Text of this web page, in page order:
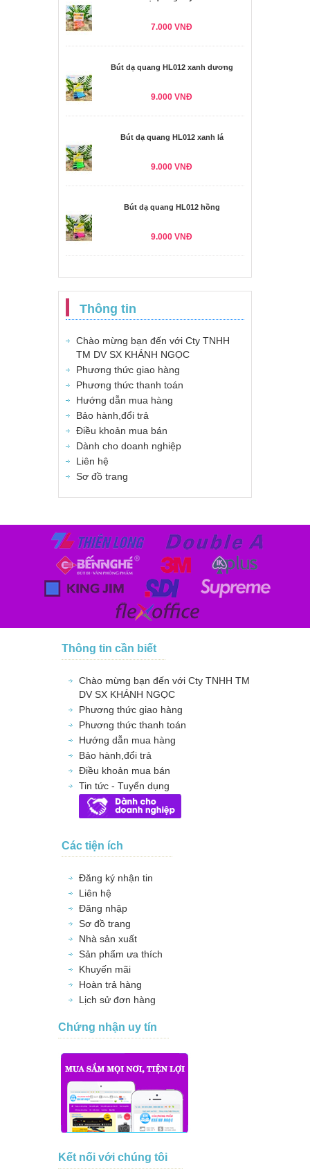
7.000 VNĐ
Bút dạ quang HL012 xanh dương
9.000 VNĐ
Bút dạ quang HL012 xanh lá
9.000 VNĐ
Bút dạ quang HL012 hồng
9.000 VNĐ
Thông tin
Chào mừng bạn đến với Cty TNHH
TM DV SX KHÁNH NGỌC
Phương thức giao hàng
Phương thức thanh toán
Hướng dẫn mua hàng
Bảo hành,đổi trả
Điều khoản mua bán
Dành cho doanh nghiệp
Liên hệ
Sơ đồ trang
Thông tin cần biết
Chào mừng bạn đến với Cty TNHH TM
DV SX KHÁNH NGỌC
Phương thức giao hàng
Phương thức thanh toán
Hướng dẫn mua hàng
Bảo hành,đổi trả
Điều khoản mua bán
Tin tức - Tuyển dụng
Các tiện ích
Đăng ký nhận tin
Liên hệ
Đăng nhập
Sơ đồ trang
Nhà sản xuất
Sản phẩm ưa thích
Khuyến mãi
Hoàn trả hàng
Lịch sử đơn hàng
Chứng nhận uy tín
Kết nối với chúng tôi